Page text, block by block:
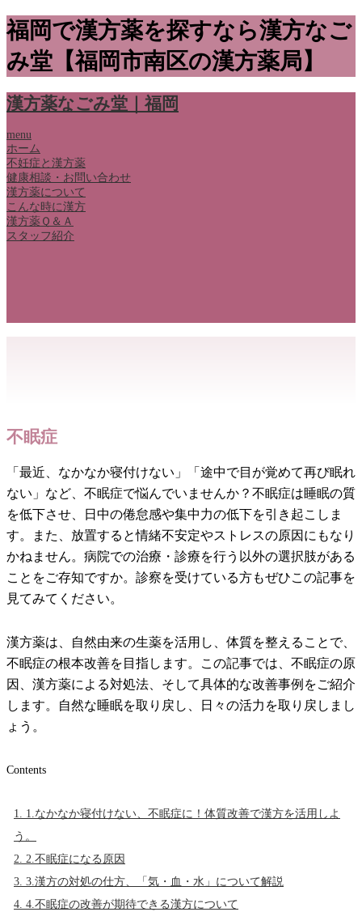
福岡で漢方薬を探すなら漢方なご
み堂【福岡市南区の漢方薬局】
漢方薬なごみ堂｜福岡
menu
ホーム
不妊症と漢方薬
健康相談・お問い合わせ
漢方薬について
こんな時に漢方
漢方薬Ｑ＆Ａ
スタッフ紹介
不眠症
「最近、なかなか寝付けない」「途中で目が覚めて再び眠れ
ない」など、不眠症で悩んでいませんか？不眠症は睡眠の質
を低下させ、日中の倦怠感や集中力の低下を引き起こしま
す。また、放置すると情緒不安定やストレスの原因にもなり
かねません。病院での治療・診療を行う以外の選択肢がある
ことをご存知ですか。診察を受けている方もぜひこの記事を
見てみてください。
漢方薬は、自然由来の生薬を活用し、体質を整えることで、
不眠症の根本改善を目指します。この記事では、不眠症の原
因、漢方薬による対処法、そして具体的な改善事例をご紹介
します。自然な睡眠を取り戻し、日々の活力を取り戻しまし
ょう。
Contents
1. 1.なかなか寝付けない、不眠症に！体質改善で漢方を活用しよ
う。
2. 2.不眠症になる原因
3. 3.漢方の対処の仕方、「気・血・水」について解説
4. 4.不眠症の改善が期待できる漢方について